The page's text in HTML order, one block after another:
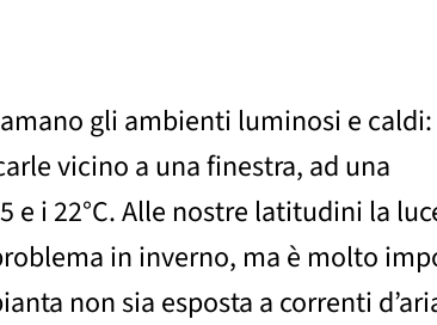
gli ambienti luminosi e
vicino a una finestra, ad una
e i 22°C. Alle nostre latitudini la
in inverno, ma è molto
non sia esposta a correnti